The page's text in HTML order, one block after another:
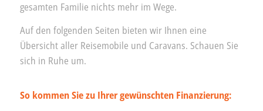
gesamten Familie nichts mehr im Wege.
Auf den folgenden Seiten bieten wir Ihnen eine
Übersicht aller Reisemobile und Caravans. Schauen Sie
sich in Ruhe um.
So kommen Sie zu Ihrer gewünschten Finanzierung: